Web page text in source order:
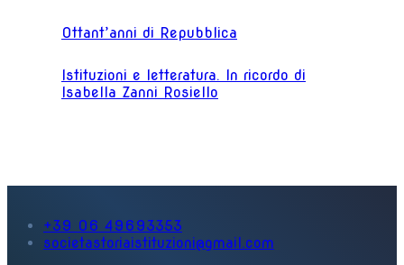
Ottant’anni di Repubblica
Istituzioni e letteratura. In ricordo di
Isabella Zanni Rosiello
+39 06 49693353
societastoriaistituzioni@gmail.com